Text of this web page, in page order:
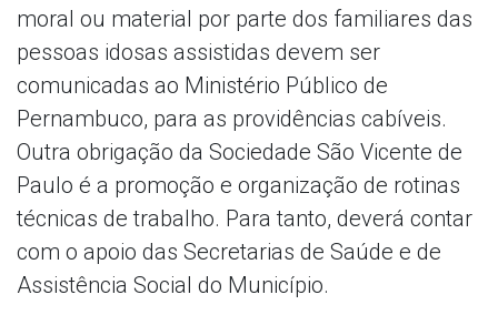
moral ou material por parte dos familiares das
pessoas idosas assistidas devem ser
comunicadas ao Ministério Público de
Pernambuco, para as providências cabíveis.
Outra obrigação da Sociedade São Vicente de
Paulo é a promoção e organização de rotinas
técnicas de trabalho. Para tanto, deverá contar
com o apoio das Secretarias de Saúde e de
Assistência Social do Município.